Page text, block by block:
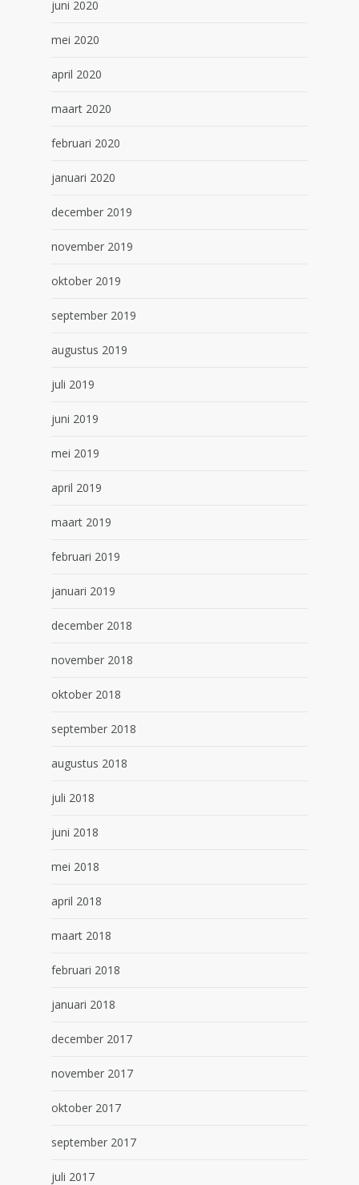
juni 2020
mei 2020
april 2020
maart 2020
februari 2020
januari 2020
december 2019
november 2019
oktober 2019
september 2019
augustus 2019
juli 2019
juni 2019
mei 2019
april 2019
maart 2019
februari 2019
januari 2019
december 2018
november 2018
oktober 2018
september 2018
augustus 2018
juli 2018
juni 2018
mei 2018
april 2018
maart 2018
februari 2018
januari 2018
december 2017
november 2017
oktober 2017
september 2017
juli 2017